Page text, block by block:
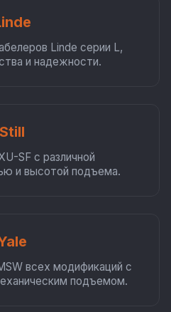
Linde серии L,
и надежности.
Still
SF с различной
и высотой подъема.
всех модификаций с
подъемом.